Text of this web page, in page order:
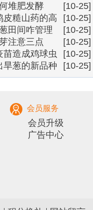
[10-25]
堆肥发酵
[10-25]
皮糙山药的高
产种植模式
[10-25]
田间咋管理
[10-25]
注意三点
[10-25]
苗造成鸡球虫
病的暴发
[10-25]
旱葱的新品种
会员服务
会员升级
广告中心